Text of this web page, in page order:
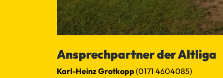
Ansprechpartner der Altliga
Karl-Heinz Grotkopp(0171 4604085)